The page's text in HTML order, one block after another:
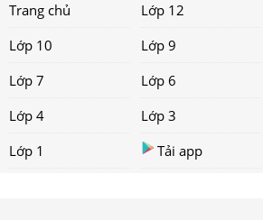
Trang chủ Lớp 12
Lớp 10
Lớp 9
Lớp 7
Lớp 6
Lớp 4
Lớp 3
Lớp 1
Tải app